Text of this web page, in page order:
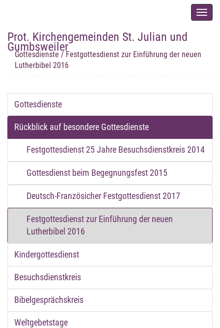
Prot. Kirchengemeinden St. Julian und
Gumbsweiler
Startseite/Wir leben Glauben/ Rückblick auf besondere
Gottesdienste / Festgottesdienst zur Einführung der neuen
Lutherbibel 2016
Gottesdienste
Rückblick auf besondere Gottesdienste
Festgottesdienst 25 Jahre Besuchsdienstkreis 2014
Gottesdienst beim Begegnungsfest 2015
Deutsch-Französicher Festgottesdienst 2017
Festgottesdienst zur Einführung der neuen
Lutherbibel 2016
Kindergottesdienst
Besuchsdienstkreis
Bibelgesprächskreis
Weltgebetstage